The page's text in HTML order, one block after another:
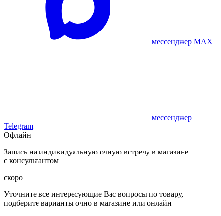
мессенджер MAX
мессенджер
Telegram
Офлайн
Запись на индивидуальную очную встречу в магазине
с консультантом
скоро
Уточните все интересующие Вас вопросы по товару,
подберите варианты очно в магазине или онлайн